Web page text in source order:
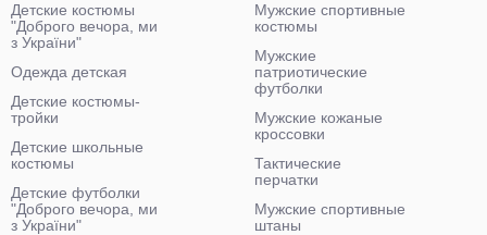
Детские костюмы
"Доброго вечора, ми
з України"
Одежда детская
Детские костюмы-
тройки
Детские школьные
костюмы
Детские футболки
"Доброго вечора, ми
з України"
Мужские спортивные
костюмы
Мужские
патриотические
футболки
Мужские кожаные
кроссовки
Тактические
перчатки
Мужские спортивные
штаны